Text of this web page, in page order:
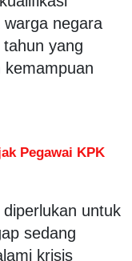
negara
yang
kemampuan
Pegawai KPK
untuk
sedang
krisis